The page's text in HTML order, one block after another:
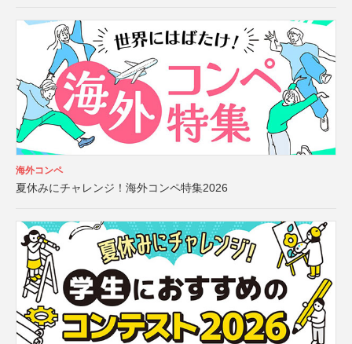
海外コンペ
夏休みにチャレンジ！海外コンペ特集2026